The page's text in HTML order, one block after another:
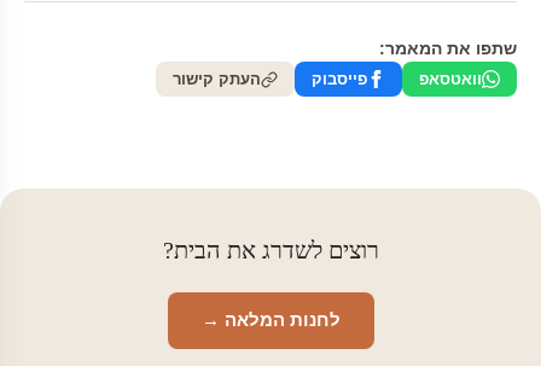
שתפו את המאמר:
וואטסאפ פייסבוק העתק קישור
רוצים לשדרג את הבית?
לחנות המלאה →